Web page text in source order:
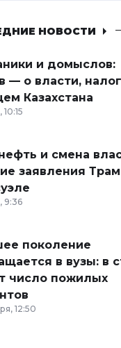
НОВОСТИ
и домыслов:
— о власти,
Казахстана
и смена
заявления
9:36
поколение
в вузы: в
число пожилых
12:50